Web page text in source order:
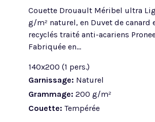
Couette Drouault Méribel ultra
g/m² naturel, en Duvet de canard
recyclés traité anti-acariens
Fabriquée en...
140x200 (1 pers.)
Garnissage: Naturel
Grammage: 200 g/m²
Couette: Tempérée